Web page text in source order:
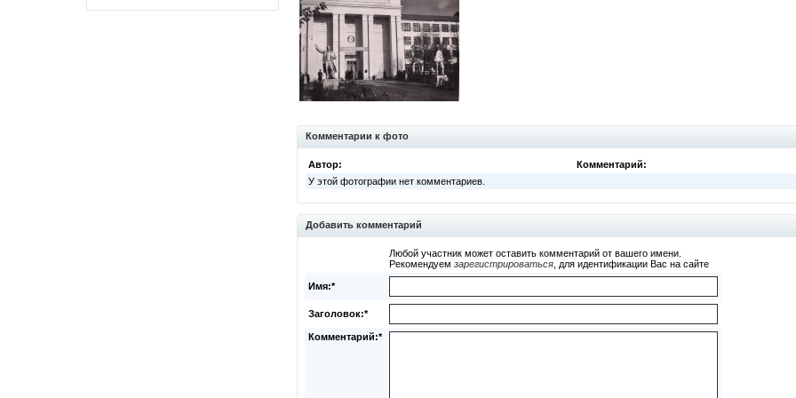
Комментарии к фото
Автор:
Комментарий:
У этой фотографии нет комментариев.
Добавить комментарий
Любой участник может оставить комментарий от вашего имени.
Рекомендуем зарегистрироваться , для идентификации Вас на сайте
Имя:*
Заголовок:*
Комментарий:*